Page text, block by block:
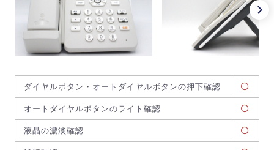
ダイヤルボタン・オートダイヤルボタンの押下確認
オートダイヤルボタンのライト確認
液晶の濃淡確認